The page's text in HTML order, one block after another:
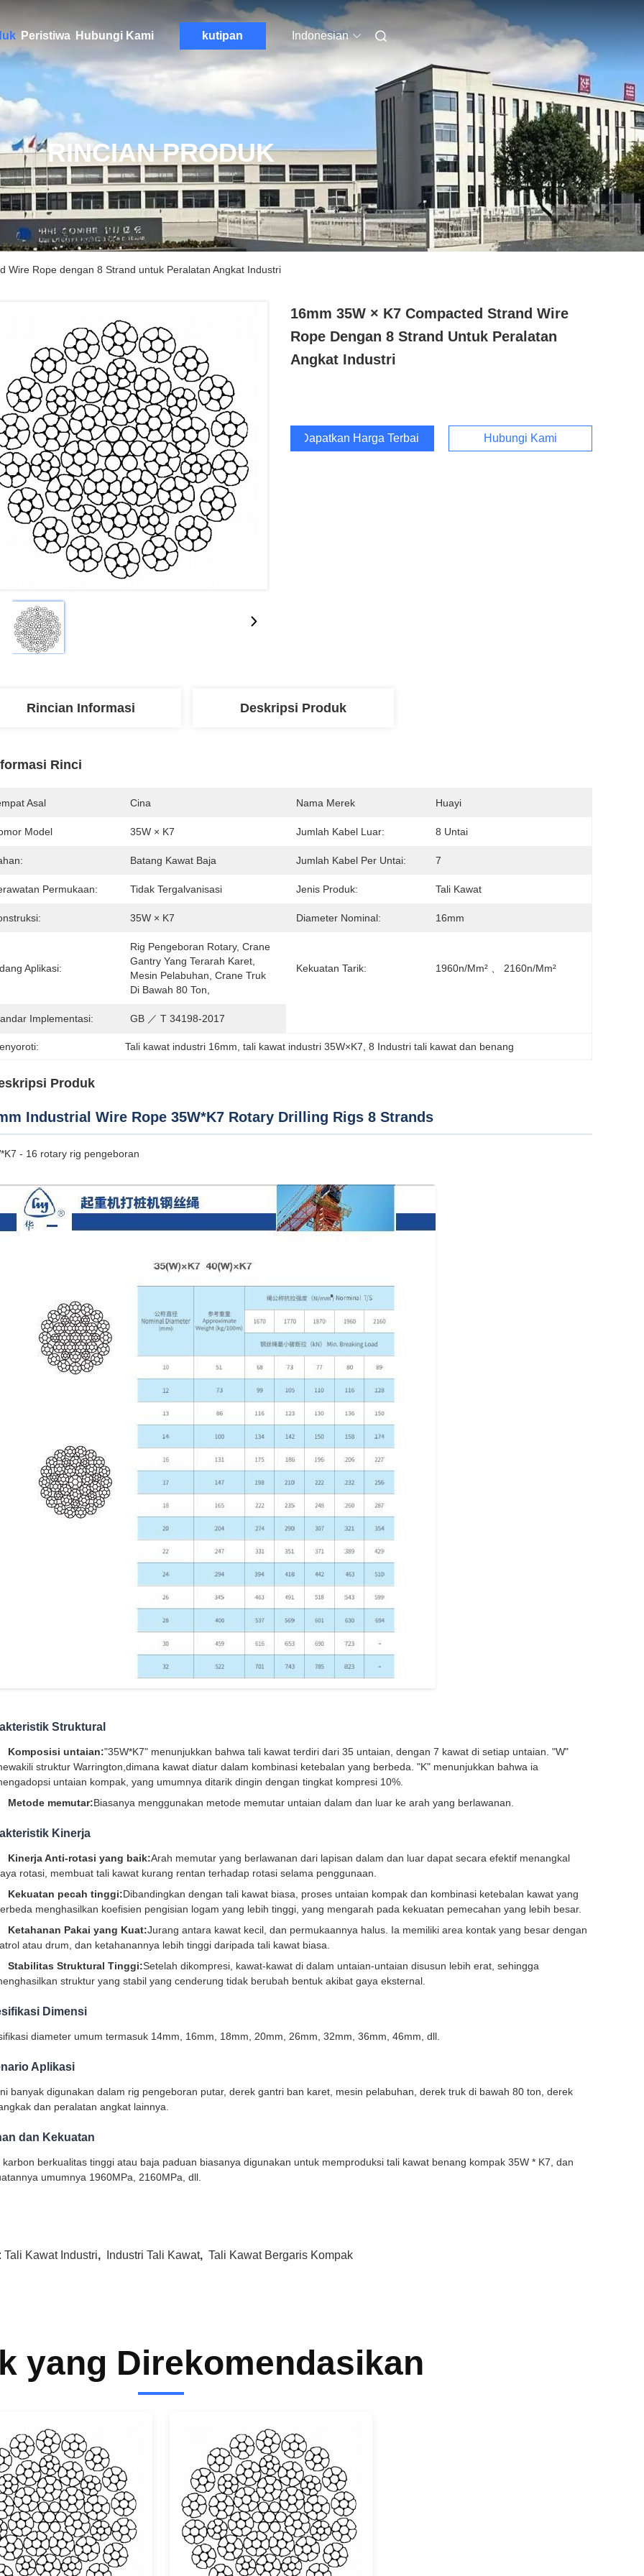
Peristiwa Hubungi Kami kutipan Indonesian
RINCIAN PRODUK
Wire Rope dengan 8 Strand untuk Peralatan Angkat Industri
16mm 35W × K7 Compacted Strand Wire
Rope Dengan 8 Strand Untuk Peralatan
Angkat Industri
Dapatkan Harga Terbaik Hubungi Kami
Rincian Informasi Deskripsi Produk
Rinci
Asal Cina Nama Merek Huayi
Model 35W × K7 Jumlah Kabel Luar: 8 Untai
Batang Kawat Baja Jumlah Kabel Per Untai: 7
Permukaan: Tidak Tergalvanisasi Jenis Produk: Tali Kawat
35W × K7 Diameter Nominal: 16mm
Aplikasi:
Rig Pengeboran Rotary, Crane
Gantry Yang Terarah Karet,
Mesin Pelabuhan, Crane Truk
Di Bawah 80 Ton,
Kekuatan Tarik: 1960n/mm² 、 2160n/mm²
Implementasi: GB ／ T 34198-2017
Tali kawat industri 16mm , tali kawat industri 35W×K7 , 8 Industri tali kawat dan benang
Produk
Industrial Wire Rope 35W*K7 Rotary Drilling Rigs 8 Strands
- 16 rotary rig pengeboran
Struktural
Komposisi untaian:"35W*K7" menunjukkan bahwa tali kawat terdiri dari 35 untaian, dengan 7 kawat di setiap untaian. "W"
struktur Warrington,dimana kawat diatur dalam kombinasi ketebalan yang berbeda. "K" menunjukkan bahwa ia
untaian kompak, yang umumnya ditarik dingin dengan tingkat kompresi 10%.
Metode memutar:Biasanya menggunakan metode memutar untaian dalam dan luar ke arah yang berlawanan.
Kinerja
Kinerja Anti-rotasi yang baik:Arah memutar yang berlawanan dari lapisan dalam dan luar dapat secara efektif menangkal
rotasi, membuat tali kawat kurang rentan terhadap rotasi selama penggunaan.
Kekuatan pecah tinggi:Dibandingkan dengan tali kawat biasa, proses untaian kompak dan kombinasi ketebalan kawat yang
menghasilkan koefisien pengisian logam yang lebih tinggi, yang mengarah pada kekuatan pemecahan yang lebih besar.
Ketahanan Pakai yang Kuat:Jurang antara kawat kecil, dan permukaannya halus. Ia memiliki area kontak yang besar dengan
atau drum, dan ketahanannya lebih tinggi daripada tali kawat biasa.
Stabilitas Struktural Tinggi:Setelah dikompresi, kawat-kawat di dalam untaian-untaian disusun lebih erat, sehingga
struktur yang stabil yang cenderung tidak berubah bentuk akibat gaya eksternal.
Dimensi
diameter umum termasuk 14mm, 16mm, 18mm, 20mm, 26mm, 32mm, 36mm, 46mm, dll.
Aplikasi
banyak digunakan dalam rig pengeboran putar, derek gantri ban karet, mesin pelabuhan, derek truk di bawah 80 ton, derek
dan peralatan angkat lainnya.
dan Kekuatan
karbon berkualitas tinggi atau baja paduan biasanya digunakan untuk memproduksi tali kawat benang kompak 35W * K7, dan
umumnya 1960MPa, 2160MPa, dll.
Tali Kawat Industri, Industri Tali Kawat, Tali Kawat Bergaris Kompak
yang Direkomendasikan